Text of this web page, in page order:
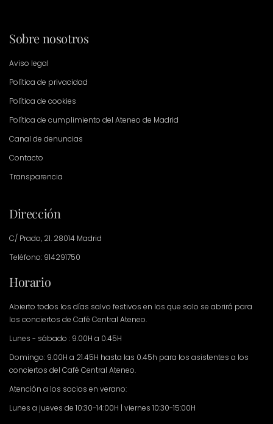
Sobre nosotros
Aviso legal
Política de privacidad
Política de cookies
Política de cumplimiento del Ateneo de Madrid
Canal de denuncias
Contacto
Transparencia
Dirección
C/ Prado, 21. 28014 Madrid
Teléfono: 914291750
Horario
Abierto todos los días salvo festivos en los que solo se abrirá para
los conciertos de Café Central Ateneo.
Lunes - sábado : 9.00H a 0.45H
Domingo: 9.00H a 21.45H hasta las 0.45h para los asistentes a los
conciertos del Café Central Ateneo.
Atención a los socios en verano:
Lunes a jueves de 10:30-14:00H | viernes 10:30-15:00H